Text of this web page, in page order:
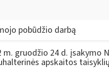
pobūdžio darbą
gruodžio 24 d. įsakymo
apskaitos